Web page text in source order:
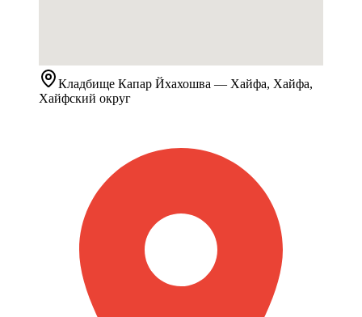
Кладбище Капар Йхахошва — Хайфа, Хайфа,
Хайфский округ